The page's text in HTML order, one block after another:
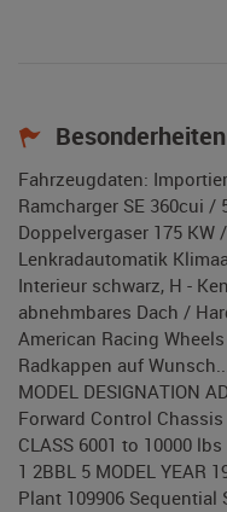
Besonderheiten
Fahrzeugdaten:
Ramcharger SE 360cui /
Doppelvergaser 175 KW
Lenkradautomatik
Interieur schwarz, H -
abnehmbares Dach /
American Racing
Radkappen auf
MODEL DESIGNATION
Forward Control
CLASS 6001 to 10000
1 2BBL 5 MODEL YEAR
Plant 109906 Sequential